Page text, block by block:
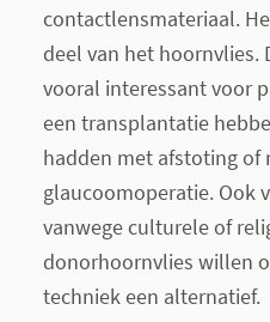
contactlensmateriaal.
deel van het hoornvlies.
vooral interessant voor
een transplantatie
hadden met afstoting of
glaucoomoperatie. Ook
vanwege culturele of
donorhoornvlies willen
techniek een alternatief.